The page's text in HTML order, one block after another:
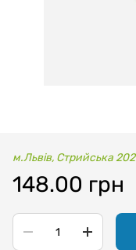
м.Львів, Стрийська 202
148.00 грн